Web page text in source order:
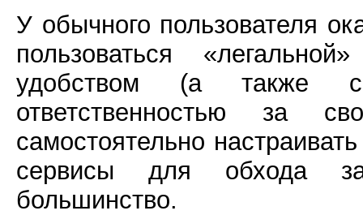
У обычного пользователя
пользоваться
удобством (а также
ответственностью за
самостоятельно
сервисы для обхода
большинство.